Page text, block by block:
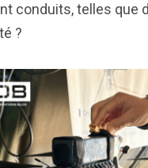
conduits, telles que
?